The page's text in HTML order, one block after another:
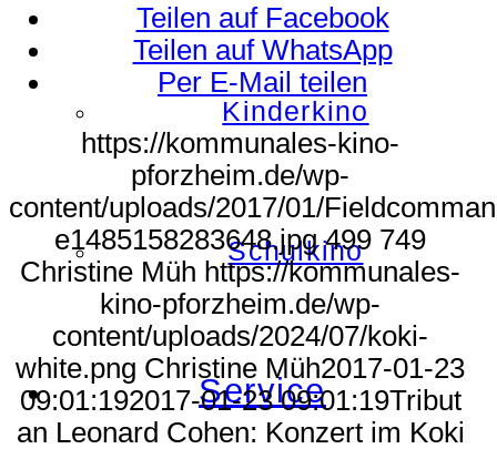
Kinderkino
Schulkino
Service
Teilen auf Facebook
Teilen auf WhatsApp
Per E-Mail teilen
https://kommunales-kino-
pforzheim.de/wp-
content/uploads/2017/01/
e1485158283648.jpg 499 749
Christine Müh https://kommunales-
kino-pforzheim.de/wp-
content/uploads/2024/07/koki-
white.png Christine Müh2017-01-23
09:01:192017-01-23 09:01:19Tribut
an Leonard Cohen: Konzert im Koki